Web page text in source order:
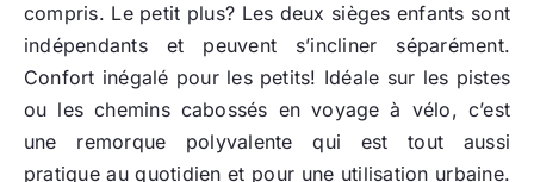
compris. Le petit plus? Les deux sièges enfants sont
indépendants et peuvent s’incliner séparément.
Confort inégalé pour les petits! Idéale sur les pistes
ou les chemins cabossés en voyage à vélo, c’est
une remorque polyvalente qui est tout aussi
pratique au quotidien et pour une utilisation urbaine.